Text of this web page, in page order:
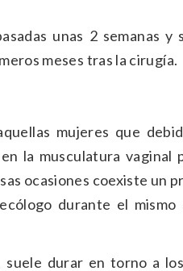
unas 2 semanas
meses tras la cirugía.
mujeres que
la musculatura vaginal
ocasiones coexiste un
durante el
suele durar en torno a